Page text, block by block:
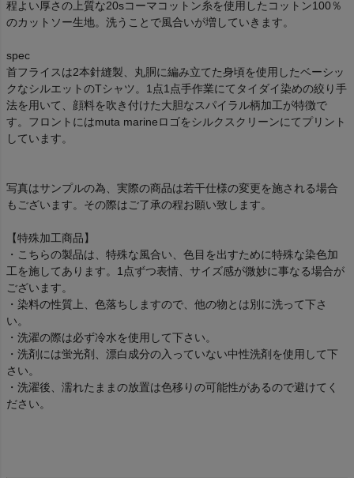
程よい厚さの上質な20sコーマコットン糸を使用したコットン100％
のカットソー生地。洗うことで風合いが増していきます。
spec
首フライスは2本針縫製、丸胴に編み立てた身頃を使用したベーシッ
クなシルエットのTシャツ。1点1点手作業にてタイダイ染めの絞り手
法を用いて、顔料を吹き付けた大胆なスパイラル柄加工が特徴で
す。フロントにはmuta marineロゴをシルクスクリーンにてプリント
しています。
写真はサンプルの為、実際の商品は若干仕様の変更を施される場合
もございます。その際はご了承の程お願い致します。
【特殊加工商品】
・こちらの製品は、特殊な風合い、色目を出すために特殊な染色加
工を施してあります。1点ずつ表情、サイズ感が微妙に事なる場合が
ございます。
・染料の性質上、色落ちしますので、他の物とは別に洗って下さ
い。
・洗濯の際は必ず冷水を使用して下さい。
・洗剤には蛍光剤、漂白成分の入っていない中性洗剤を使用して下
さい。
・洗濯後、濡れたままの放置は色移りの可能性があるので避けてく
ださい。